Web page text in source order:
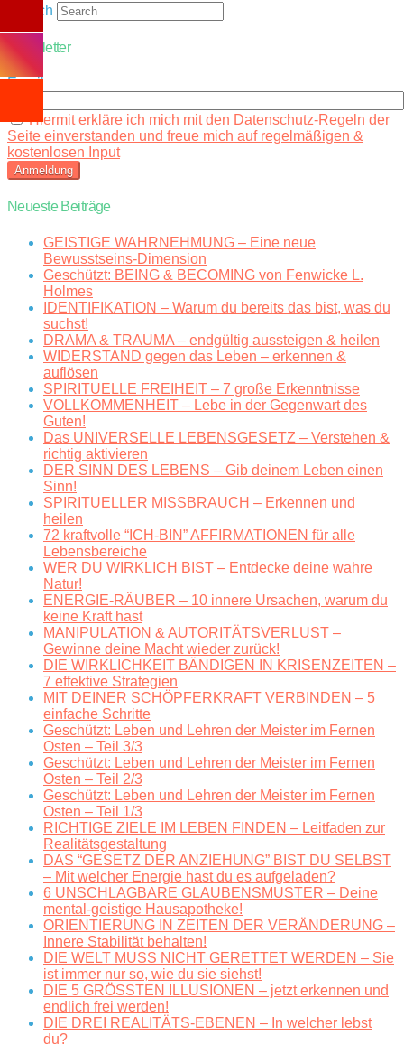
Search
Newsletter
Email
Hiermit erkläre ich mich mit den Datenschutz-Regeln der
Seite einverstanden und freue mich auf regelmäßigen &
kostenlosen Input
Neueste Beiträge
GEISTIGE WAHRNEHMUNG – Eine neue
Bewusstseins-Dimension
Geschützt: BEING & BECOMING von Fenwicke L.
Holmes
IDENTIFIKATION – Warum du bereits das bist, was du
suchst!
DRAMA & TRAUMA – endgültig aussteigen & heilen
WIDERSTAND gegen das Leben – erkennen &
auflösen
SPIRITUELLE FREIHEIT – 7 große Erkenntnisse
VOLLKOMMENHEIT – Lebe in der Gegenwart des
Guten!
Das UNIVERSELLE LEBENSGESETZ – Verstehen &
richtig aktivieren
DER SINN DES LEBENS – Gib deinem Leben einen
Sinn!
SPIRITUELLER MISSBRAUCH – Erkennen und
heilen
72 kraftvolle “ICH-BIN” AFFIRMATIONEN für alle
Lebensbereiche
WER DU WIRKLICH BIST – Entdecke deine wahre
Natur!
ENERGIE-RÄUBER – 10 innere Ursachen, warum du
keine Kraft hast
MANIPULATION & AUTORITÄTSVERLUST –
Gewinne deine Macht wieder zurück!
DIE WIRKLICHKEIT BÄNDIGEN IN KRISENZEITEN –
7 effektive Strategien
MIT DEINER SCHÖPFERKRAFT VERBINDEN – 5
einfache Schritte
Geschützt: Leben und Lehren der Meister im Fernen
Osten – Teil 3/3
Geschützt: Leben und Lehren der Meister im Fernen
Osten – Teil 2/3
Geschützt: Leben und Lehren der Meister im Fernen
Osten – Teil 1/3
RICHTIGE ZIELE IM LEBEN FINDEN – Leitfaden zur
Realitätsgestaltung
DAS “GESETZ DER ANZIEHUNG” BIST DU SELBST
– Mit welcher Energie hast du es aufgeladen?
6 UNSCHLAGBARE GLAUBENSMUSTER – Deine
mental-geistige Hausapotheke!
ORIENTIERUNG IN ZEITEN DER VERÄNDERUNG –
Innere Stabilität behalten!
DIE WELT MUSS NICHT GERETTET WERDEN – Sie
ist immer nur so, wie du sie siehst!
DIE 5 GRÖSSTEN ILLUSIONEN – jetzt erkennen und
endlich frei werden!
DIE DREI REALITÄTS-EBENEN – In welcher lebst
du?